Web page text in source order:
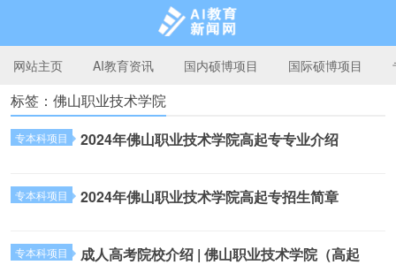
AI教育新闻网
网站主页 AI教育资讯 国内硕博项目 国际硕博项目
标签：佛山职业技术学院
专本科项目 2024年佛山职业技术学院高起专专业介绍
专本科项目 2024年佛山职业技术学院高起专招生简章
专本科项目
成人高考院校介绍 | 佛山职业技术学院（高起